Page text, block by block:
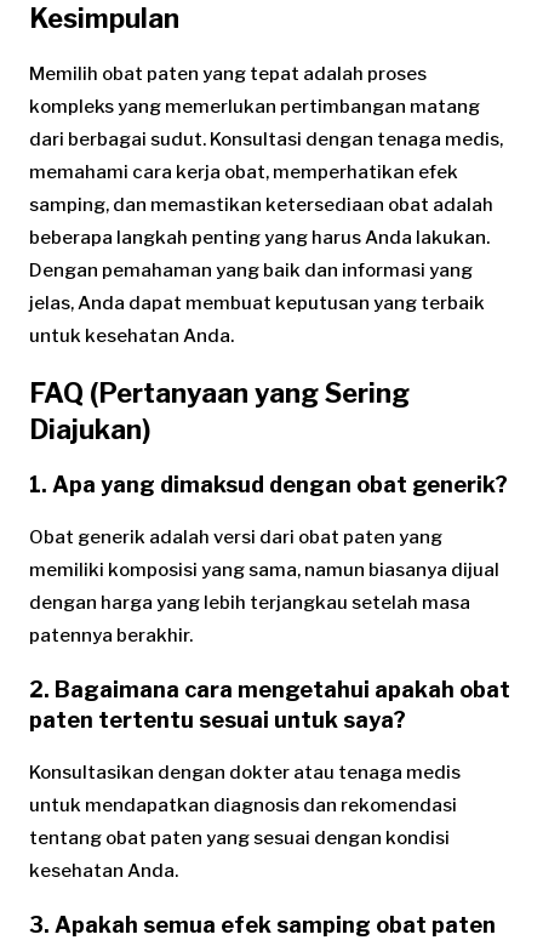
Kesimpulan
Memilih obat paten yang tepat adalah proses
kompleks yang memerlukan pertimbangan matang
dari berbagai sudut. Konsultasi dengan tenaga medis,
memahami cara kerja obat, memperhatikan efek
samping, dan memastikan ketersediaan obat adalah
beberapa langkah penting yang harus Anda lakukan.
Dengan pemahaman yang baik dan informasi yang
jelas, Anda dapat membuat keputusan yang terbaik
untuk kesehatan Anda.
FAQ (Pertanyaan yang Sering
Diajukan)
1. Apa yang dimaksud dengan obat generik?
Obat generik adalah versi dari obat paten yang
memiliki komposisi yang sama, namun biasanya dijual
dengan harga yang lebih terjangkau setelah masa
patennya berakhir.
2. Bagaimana cara mengetahui apakah obat
paten tertentu sesuai untuk saya?
Konsultasikan dengan dokter atau tenaga medis
untuk mendapatkan diagnosis dan rekomendasi
tentang obat paten yang sesuai dengan kondisi
kesehatan Anda.
3. Apakah semua efek samping obat paten